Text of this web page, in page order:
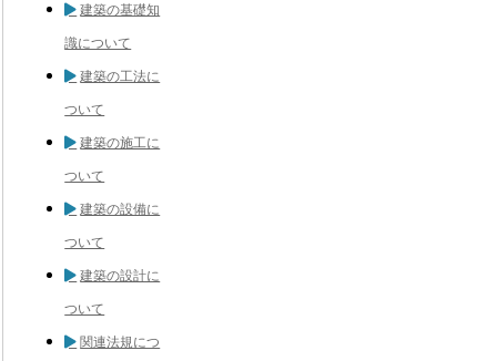
建築の基礎知
識について
建築の工法に
ついて
建築の施工に
ついて
建築の設備に
ついて
建築の設計に
ついて
関連法規につ